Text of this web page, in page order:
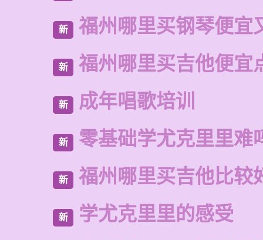
新 福州哪里买钢琴便宜
新 福州哪里买吉他便宜
新 成年唱歌培训
新 零基础学尤克里里难
新 福州哪里买吉他比较
新 学尤克里里的感受